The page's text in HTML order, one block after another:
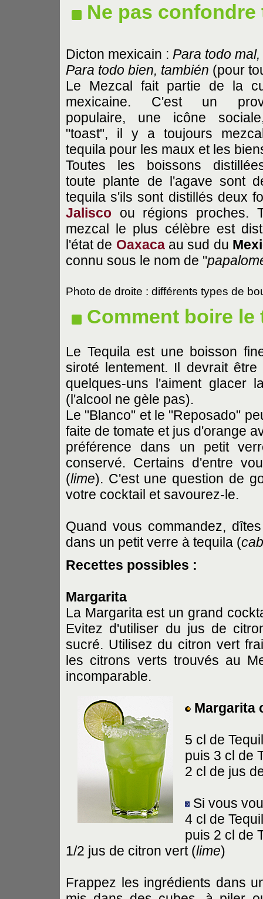
Ne pas
Dicton mexicain : Para todo
Para todo bien, también (pour
Le Mezcal fait partie de la
mexicaine. C'est un
populaire, une icône
"toast", il y a toujours
tequila pour les maux et les
Toutes les boissons
toute plante de l'agave sont
tequila s'ils sont distillés deux
Jalisco ou régions proches.
mezcal le plus célèbre est
l'état de Oaxacaau sud du
connu sous le nom de "
Photo de droite : différents types de
Comment boire le
Le Tequila est une boisson
siroté lentement. Il devrait
quelques-uns l'aiment glacer
(l'alcool ne gèle pas).
Le "Blanco" et le "Reposado"
faite de tomate et jus d'orange
préférence dans un petit
conservé. Certains d'entre
(lime). C'est une question de
votre cocktail et savourez-le.
Quand vous commandez,
dans un petit verre à tequila (
Recettes possibles :
Margarita
La Margarita est un grand
Evitez d'utiliser du jus de
sucré. Utilisez du citron vert
les citrons verts trouvés au
incomparable.
Margarita
5 cl de
puis 3 cl de
2 cl de jus
Si vous
4 cl de
puis 2 cl de
1/2 jus de citron vert (lime)
Frappez les ingrédients dans